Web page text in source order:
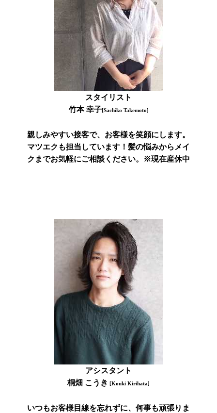
スタイリスト
竹本 幸子[Sachiko Takemoto]
親しみやすい接客で、お客様を笑顔にします。
マツエクも担当しています！髪の悩みからメイ
クまでお気軽にご相談ください。※現在産休中
アシスタント
桐畑 こうき [Kouki Kirihata]
いつもお客様目線を忘れずに、何事も頑張りま